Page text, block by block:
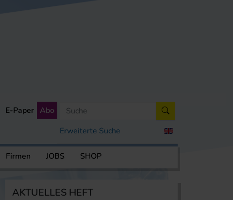
Erweiterte Suche
E-Paper Abo
Firmen JOBS SHOP
AKTUELLES HEFT